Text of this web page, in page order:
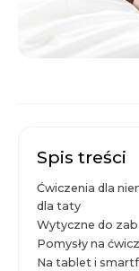
Spis treści
Ćwiczenia dla
dla taty
Wytyczne do
Pomysły na
Na tablet i